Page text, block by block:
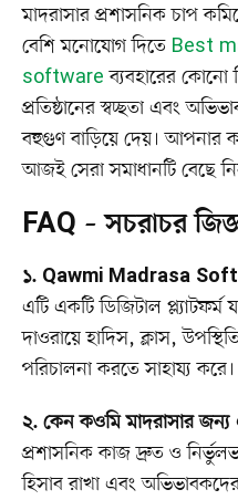
মাদরাসার প্রশাসনিক চাপ
বেশি মনোযোগ দিতে Best
software ব্যবহারের কোনো
প্রতিষ্ঠানের স্বচ্ছতা এবং
বহুগুণ বাড়িয়ে দেয়। আপনার
আজই সেরা সমাধানটি বেছে
FAQ – সচরাচর
১. Qawmi Madrasa
এটি একটি ডিজিটাল
দাওরায়ে হাদিস, ক্লাস,
পরিচালনা করতে সাহায্য করে।
২. কেন কওমি মাদরাসার জন্য
প্রশাসনিক কাজ দ্রুত ও
হিসাব রাখা এবং